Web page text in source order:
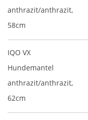
anthrazit/anthrazit,
58cm
IQO VX
Hundemantel
anthrazit/anthrazit,
62cm